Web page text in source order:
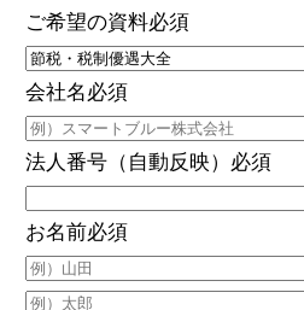
ご希望の資料必須
会社名必須
法人番号（自動反映） 必須
お名前必須